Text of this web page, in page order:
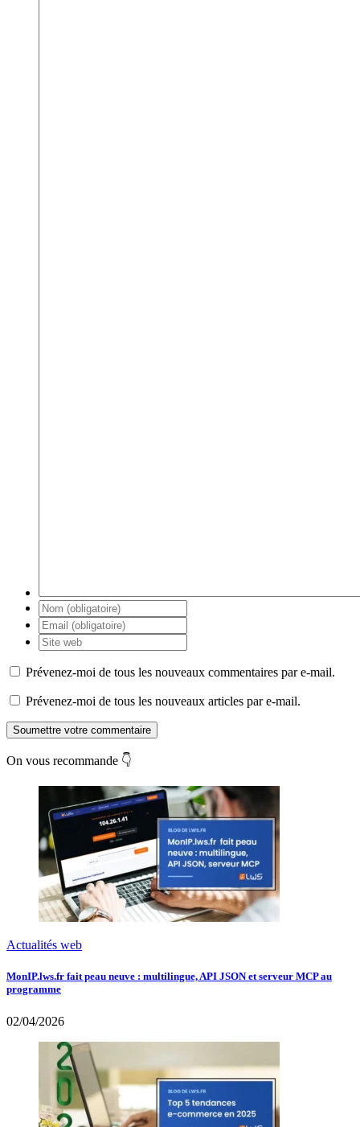
Prévenez-moi de tous les nouveaux commentaires par e-mail.
Prévenez-moi de tous les nouveaux articles par e-mail.
Soumettre votre commentaire
On vous recommande 👇
Actualités web
MonIP.lws.fr fait peau neuve : multilingue, API JSON et serveur MCP au
programme
02/04/2026